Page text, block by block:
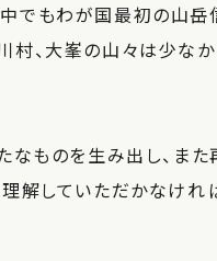
でもわが国最初の山
、大峯の山々は少な
なものを生み出し、ま
解していただかなけれ